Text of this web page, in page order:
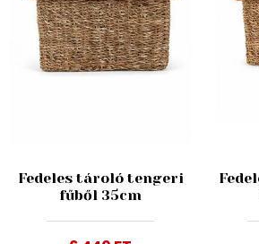
Fedeles tároló tengeri
fűből 35cm